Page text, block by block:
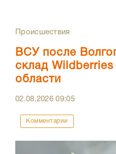
Происшествия
ВСУ после
склад
области
02.08.202609:05
Комментарии